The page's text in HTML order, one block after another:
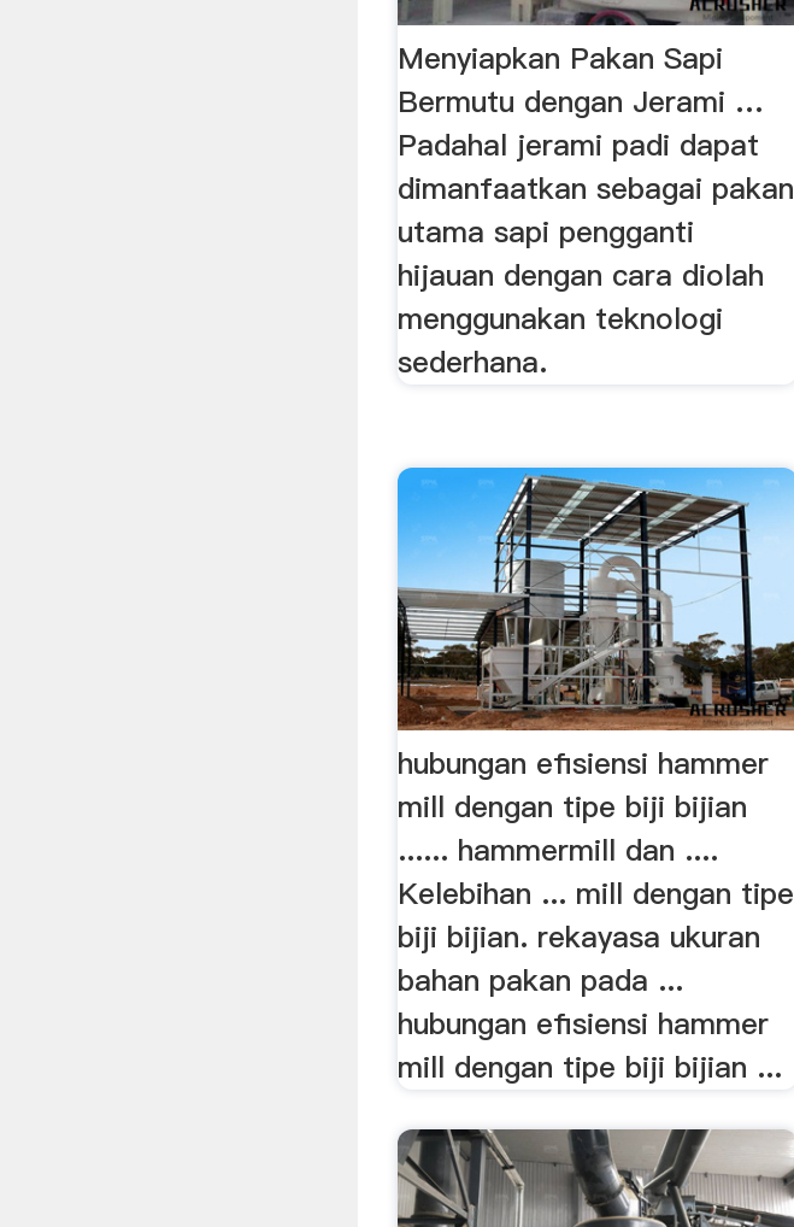
Menyiapkan Pakan Sapi
Bermutu dengan Jerami …
Padahal jerami padi dapat
dimanfaatkan sebagai pakan
utama sapi pengganti
hijauan dengan cara diolah
menggunakan teknologi
sederhana.
hubungan efisiensi hammer
mill dengan tipe biji bijian
...... hammermill dan ....
Kelebihan ... mill dengan tipe
biji bijian. rekayasa ukuran
bahan pakan pada ...
hubungan efisiensi hammer
mill dengan tipe biji bijian ...